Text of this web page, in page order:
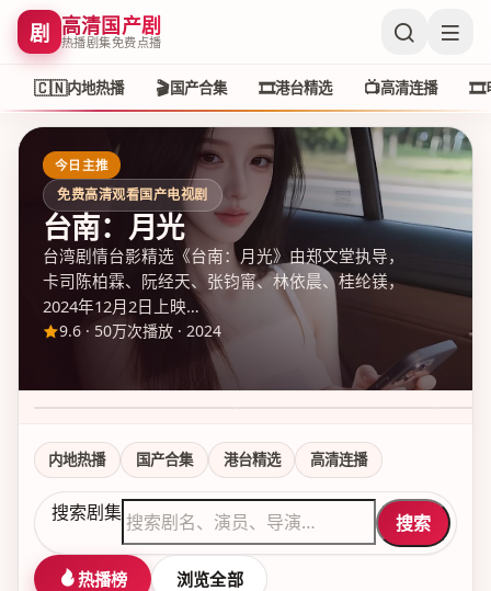
剧 高清国产剧
热播剧集免费点播
🇨🇳内地热播 🎬国产合集 🎞️港台精选 📺高清连播 🎞️
今日主推
免费高清观看国产电视剧
台南：月光
台湾剧情台影精选《台南：月光》由郑文堂执导，
卡司陈柏霖、阮经天、张钧甯、林依晨、桂纶镁，
2024年12月2日上映…
9.6 ·50万次播放 · 2024
9.1·50万次播放
尖沙咀追光案 第1季
7.6·50万次播放 8.8·
内地热播 国产合集 港台精选 高清连播
搜索剧集 搜索
热播榜 浏览全部